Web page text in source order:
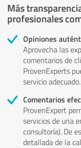
Más
profesionales
Opiniones
Aprovecha las
comentarios de
ProvenExperts
servicio adecuado.
Comentarios
ProvenExpert
servicios de una
consultoría). De
detallada de la